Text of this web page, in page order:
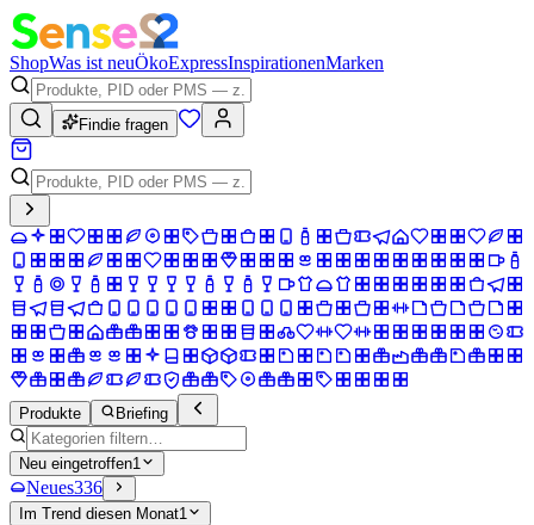
ShopWas ist neuÖkoExpressInspirationenMarken
Findie fragen
Produkte Briefing
Neu eingetroffen1
Neues336
Im Trend diesen Monat1